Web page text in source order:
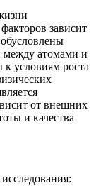
зависит
между атомами и
условиям роста
от внешних
и качества